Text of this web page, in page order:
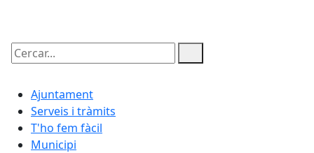
Cercar:
Ajuntament
Serveis i tràmits
T'ho fem fàcil
Municipi